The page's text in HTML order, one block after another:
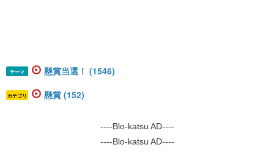
テーマ 懸賞当選！ (1546)
カテゴリ 懸賞 (152)
----Blo-katsu AD----
----Blo-katsu AD----